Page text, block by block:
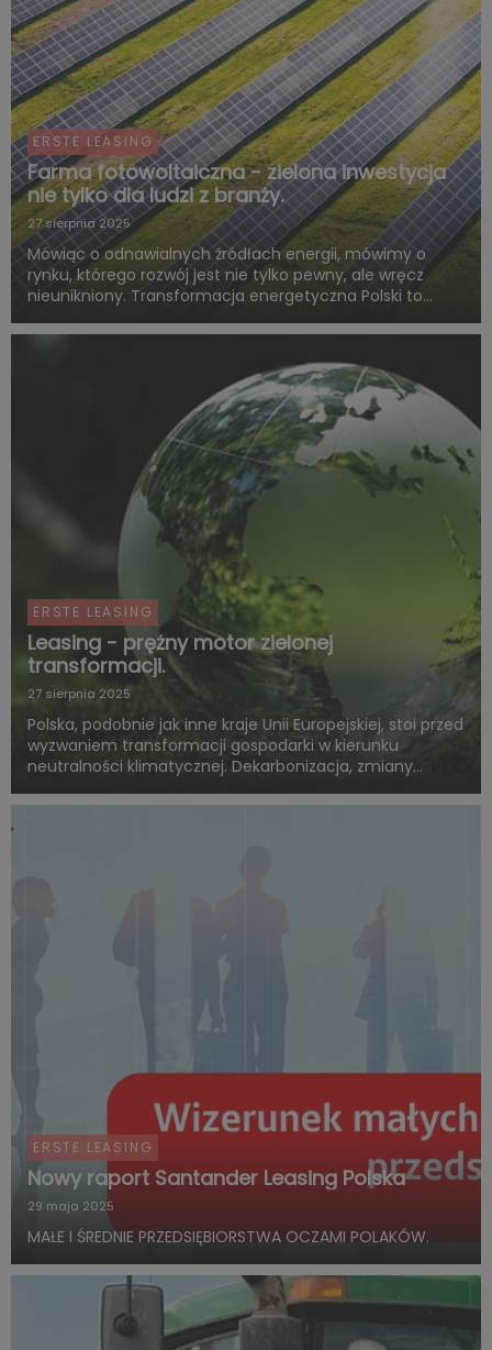
ERSTE LEASING
Farma fotowoltaiczna - zielona inwestycja
nie tylko dla ludzi z branży.
27 sierpnia 2025
Mówiąc o odnawialnych źródłach energii, mówimy o
rynku, którego rozwój jest nie tylko pewny, ale wręcz
nieunikniony. Transformacja energetyczna Polski to
przeznaczonych na jej finansowanie jest ogromna
ERSTE LEASING
Leasing - prężny motor zielonej
transformacji.
27 sierpnia 2025
Polska, podobnie jak inne kraje Unii Europejskiej, stoi przed
wyzwaniem transformacji gospodarki w kierunku
neutralności klimatycznej. Dekarbonizacja, zmiany
wymuszają na przedsiębiorcach szybkie tempo zmian a
ERSTE LEASING
Nowy raport Santander Leasing Polska
29 maja 2025
MAŁE I ŚREDNIE PRZEDSIĘBIORSTWA OCZAMI POLAKÓW.